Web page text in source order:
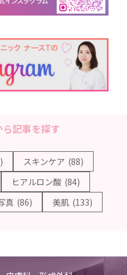
記事を探す
スキンケア (88)
ヒアルロン酸 (84)
真 (86) 美肌 (133)